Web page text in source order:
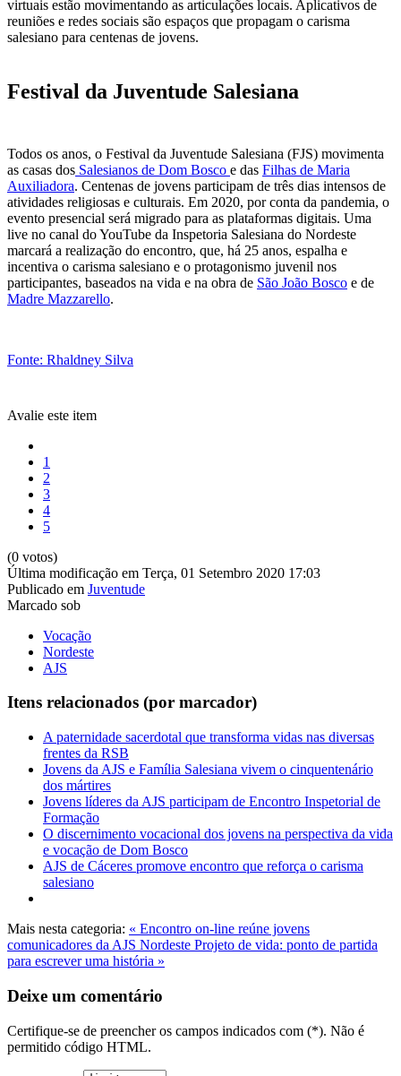
virtuais estão movimentando as articulações locais. Aplicativos de
reuniões e redes sociais são espaços que propagam o carisma
salesiano para centenas de jovens.
Festival da Juventude Salesiana
Todos os anos, o Festival da Juventude Salesiana (FJS) movimenta
as casas dos Salesianos de Dom Bosco e das Filhas de Maria
Auxiliadora. Centenas de jovens participam de três dias intensos de
atividades religiosas e culturais. Em 2020, por conta da pandemia, o
evento presencial será migrado para as plataformas digitais. Uma
live no canal do YouTube da Inspetoria Salesiana do Nordeste
marcará a realização do encontro, que, há 25 anos, espalha e
incentiva o carisma salesiano e o protagonismo juvenil nos
participantes, baseados na vida e na obra de São João Bosco e de
Madre Mazzarello.
Fonte: Rhaldney Silva
Avalie este item
1
2
3
4
5
(0 votos)
Última modificação em Terça, 01 Setembro 2020 17:03
Publicado em Juventude
Marcado sob
Vocação
Nordeste
AJS
Itens relacionados (por marcador)
A paternidade sacerdotal que transforma vidas nas diversas
frentes da RSB
Jovens da AJS e Família Salesiana vivem o cinquentenário
dos mártires
Jovens líderes da AJS participam de Encontro Inspetorial de
Formação
O discernimento vocacional dos jovens na perspectiva da vida
e vocação de Dom Bosco
AJS de Cáceres promove encontro que reforça o carisma
salesiano
Mais nesta categoria: « Encontro on-line reúne jovens
comunicadores da AJS Nordeste Projeto de vida: ponto de partida
para escrever uma história »
Deixe um comentário
Certifique-se de preencher os campos indicados com (*). Não é
permitido código HTML.